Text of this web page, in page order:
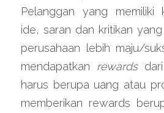
Pelanggan yang memiliki
ide, saran dan kritikan
perusahaan lebih maju/
mendapatkan rewards dari
harus berupa uang atau
memberikan rewards